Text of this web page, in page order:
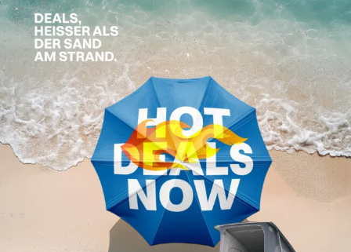
einem KNAUS Wohnwagen an. Der Preis ist dabei
vergleichbar mit einem California Coast oder California
Ocean.
WIESO WURDEN DIE KNAUS CARAVANS FÜR
EINE ZUSAMMENARBEIT AUSGEWÄHLT?
Neben dem schönen Design spielt vor allem Qualität eine sehr
große Rolle für uns. KNAUS überzeugt hier mit seiner
Kompetenz und langjährigen Erfahrung. Schon vor über 60